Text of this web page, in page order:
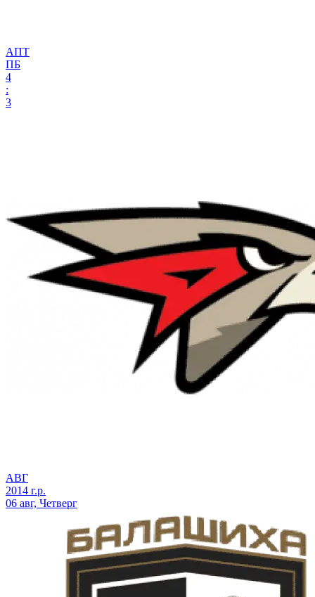
АПТ
ПБ
4
:
3
АВГ
2014 г.р.
06 авг, Четверг